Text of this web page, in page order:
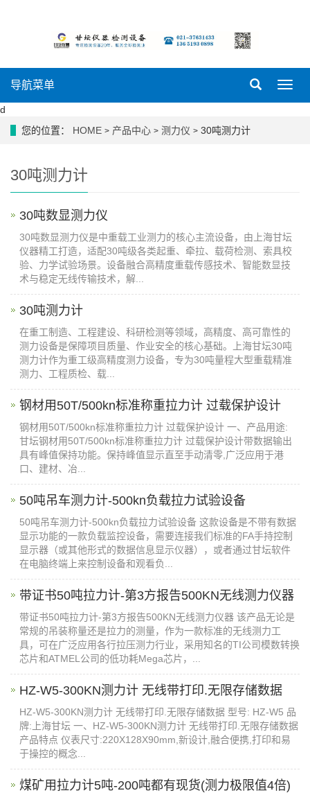
导
导航菜单
d
您的位置：
HOME > 产品中心 > 测力仪 > 30吨测力计
30吨测力计
30吨数显测力仪
30吨数显测力仪是中重载工业测力的核心主流设备，由上海甘坛
仪器精工打造，适配30吨级各类起重、牵拉、载荷检测、索具校
验、力学试验场景。设备融合高精度重载传感技术、智能数显技
术与稳定无线传输技术，解...
30吨测力计
在重工制造、工程建设、科研检测等领域，高精度、高可靠性的
测力设备是保障项目质量、作业安全的核心基础。上海甘坛30吨
测力计作为重工级高精度测力设备，专为30吨量程大型重载精准
测力、工程质检、载...
钢材用​50T/500kn标准称重拉力计 过载保护设计​
钢材用50T/500kn标准称重拉力计 过载保护设计 一、产品用途:
甘坛钢材用50T/500kn标准称重拉力计 过载保护设计带数据输出
具有峰值保持功能。保持峰值显示直至手动清零,广泛应用于港
口、建材、冶...
50吨吊车测力计-500kn负载拉力试验设备​
50吨吊车测力计-500kn负载拉力试验设备 这款设备是不带有数据
显示功能的一款负载监控设备，需要连接我们标准的FA手持控制
显示器（或其他形式的数据信息显示仪器），或者通过甘坛软件
在电脑终端上来控制设备和观看负...
带证书50吨拉力计-第3方报告500KN无线测力仪器
带证书50吨拉力计-第3方报告500KN无线测力仪器 该产品无论是
常规的吊装称量还是拉力的测量，作为一款标准的无线测力工
具，可在广泛应用各行拉压测力行业，采用知名的TI公司模数转换
芯片和ATMEL公司的低功耗Mega芯片，...
​HZ-W5-300KN测力计 无线带打印.无限存储数据​
HZ-W5-300KN测力计 无线带打印.无限存储数据 型号: HZ-W5 品
牌:上海甘坛 一、HZ-W5-300KN测力计 无线带打印.无限存储数据
产品特点 仪表尺寸:220X128X90mm,新设计,融合便携,打印和易
于操控的概念...
煤矿用拉力计5吨-200吨都有现货(测力极限值4倍)